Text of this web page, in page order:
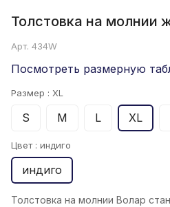
Толстовка на молнии
Арт. 434W
Посмотреть размерную
Размер : XL
S M L XL
Цвет : индиго
индиго
Толстовка на молнии Волар